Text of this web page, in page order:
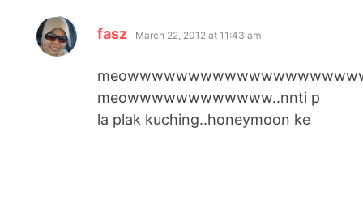
fasz says:
March 22, 2012 at 11:43 am
meowwwwwwwwwwww..nnti p
la plak kuching..honeymoon ke